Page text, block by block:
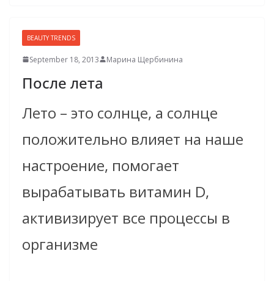
BEAUTY TRENDS
September 18, 2013 Марина Щербинина
После лета
Лето – это солнце, а солнце
положительно влияет на наше
настроение, помогает
вырабатывать витамин D,
активизирует все процессы в
организме